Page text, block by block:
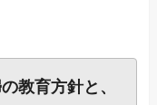
教育方針と、